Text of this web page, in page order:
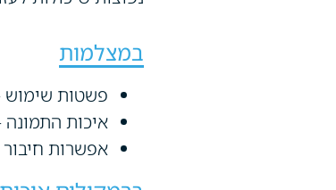
במצלמות
פשטות
איכות התמונה
אפשרות